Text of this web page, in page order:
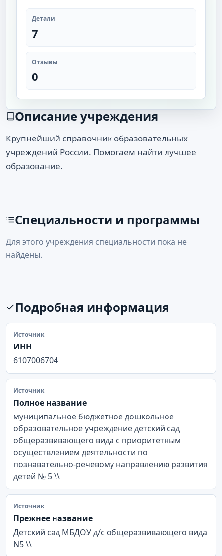
Детали
7
Отзывы
0
Описание учреждения
Крупнейший справочник образовательных
учреждений России. Помогаем найти лучшее
образование.
Специальности и программы
Для этого учреждения специальности пока не
найдены.
Подробная информация
Источник
ИНН
6107006704
Источник
Полное название
муниципальное бюджетное дошкольное
образовательное учреждение детский сад
общеразвивающего вида с приоритетным
осуществлением деятельности по
познавательно-речевому направлению развития
детей № 5 \\
Источник
Прежнее название
Детский сад МБДОУ д/с общеразвивающего вида
N5 \\